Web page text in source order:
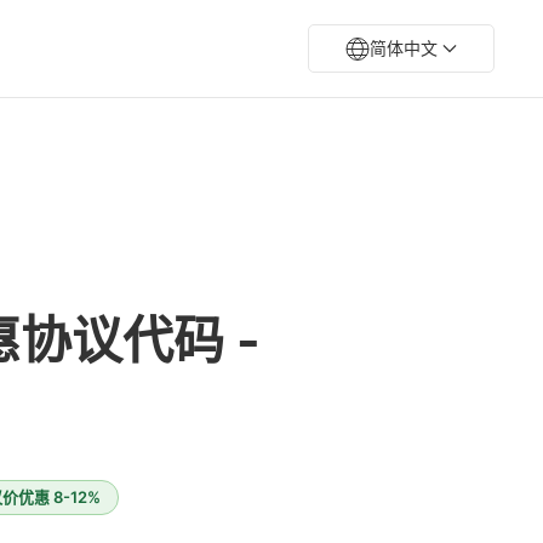
简体中文
协议代码 -
优惠 8-12%